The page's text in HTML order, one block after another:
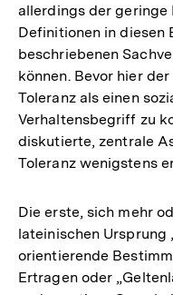
allerdings der geringe
Definitionen in diesen
beschriebenen
können. Bevor hier
Toleranz als einen
Verhaltensbegriff zu
diskutierte, zentrale
Toleranz wenigstens
Die erste, sich mehr
lateinischen
orientierende
Ertragen oder